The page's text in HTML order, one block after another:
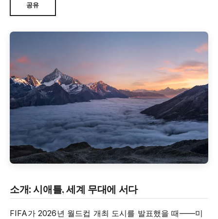
공유
소개: 시애틀, 세계 무대에 서다
FIFA가 2026년 월드컵 개최 도시를 발표했을 때——미